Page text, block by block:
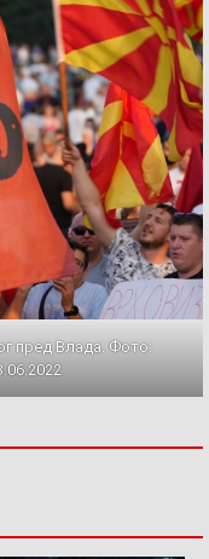
пред Влада. Фото: